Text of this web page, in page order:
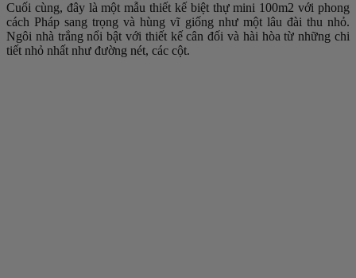
Cuối cùng, đây là một mẫu thiết kế biệt thự mini 100m2 với phong
cách Pháp sang trọng và hùng vĩ giống như một lâu đài thu nhỏ.
Ngôi nhà trắng nổi bật với thiết kế cân đối và hài hòa từ những chi
tiết nhỏ nhất như đường nét, các cột.